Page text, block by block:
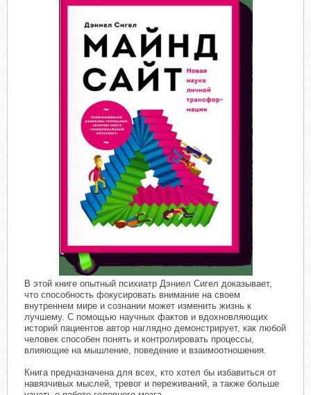
В этой книге опытный психиатр Дэниел Сигел доказывает,
что способность фокусировать внимание на своем
внутреннем мире и сознании может изменить жизнь к
лучшему. С помощью научных фактов и вдохновляющих
историй пациентов автор наглядно демонстрирует, как любой
человек способен понять и контролировать процессы,
влияющие на мышление, поведение и взаимоотношения.
Книга предназначена для всех, кто хотел бы избавиться от
навязчивых мыслей, тревог и переживаний, а также больше